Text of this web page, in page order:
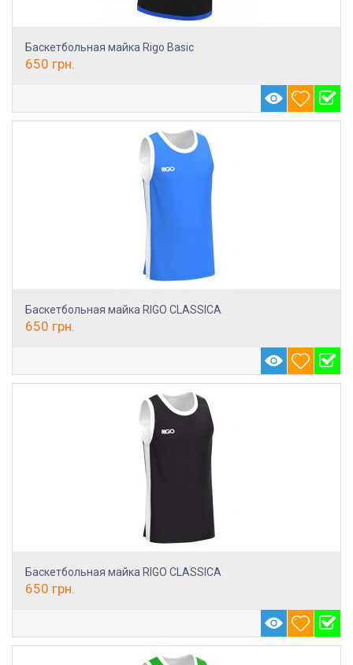
Баскетбольная майка Rigo Basic
650 грн.
Баскетбольная майка RIGO CLASSICA
650 грн.
Баскетбольная майка RIGO CLASSICA
650 грн.